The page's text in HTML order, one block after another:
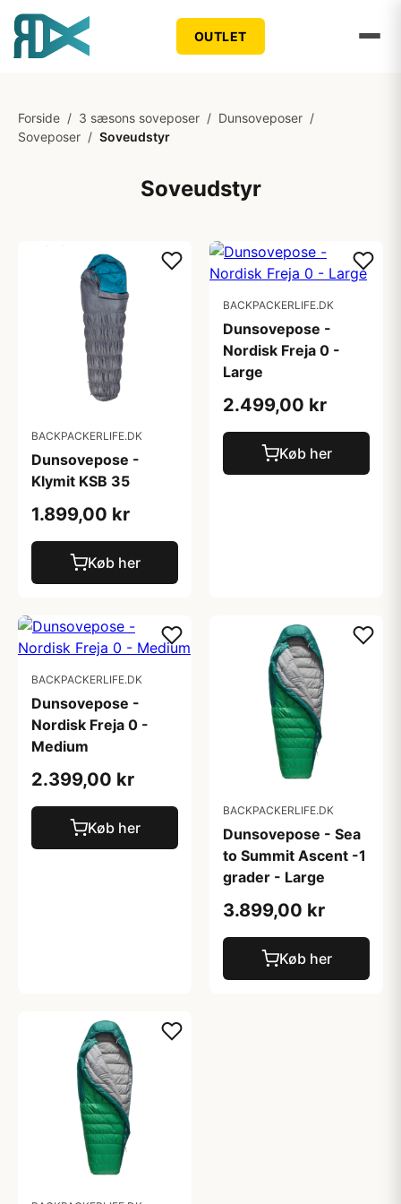
OUTLET
Forside / 3 sæsons soveposer / Dunsoveposer /
Soveposer / Soveudstyr
Soveudstyr
BACKPACKERLIFE.DK
Dunsovepose -
Klymit KSB 35
1.899,00 kr
Køb her
BACKPACKERLIFE.DK
Dunsovepose -
Nordisk Freja 0 -
Large
2.499,00 kr
Køb her
BACKPACKERLIFE.DK
Dunsovepose -
Nordisk Freja 0 -
Medium
2.399,00 kr
Køb her
BACKPACKERLIFE.DK
Dunsovepose - Sea
to Summit Ascent -1
grader - Large
3.899,00 kr
Køb her